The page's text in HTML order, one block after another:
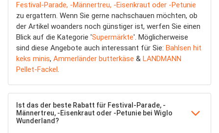
Festival-Parade, -Männertreu, -Eisenkraut oder -Petunie
zu ergattern. Wenn Sie gerne nachschauen möchten, ob
der Artikel woanders noch günstiger ist, werfen Sie einen
Blick auf die Kategorie 'Supermärkte'. Möglicherweise
sind diese Angebote auch interessant für Sie: Bahlsen hit
keks minis, Ammerländer butterkäse & LANDMANN
Pellet-Fackel.
Ist das der beste Rabatt für Festival-Parade, -
Männertreu, -Eisenkraut oder -Petunie bei Wiglo
Wunderland?